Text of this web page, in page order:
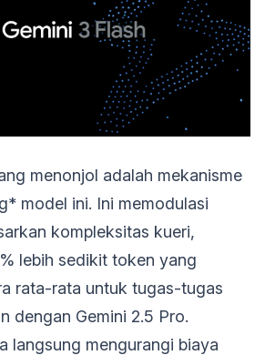
menonjol adalah mekanisme
model ini. Ini memodulasi
kompleksitas kueri,
lebih sedikit token yang
rata-rata untuk tugas-tugas
dengan Gemini 2.5 Pro.
langsung mengurangi biaya